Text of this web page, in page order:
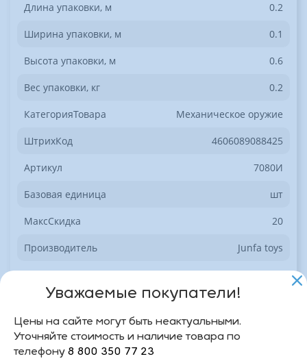
Длина упаковки, м 0.2
Ширина упаковки, м 0.1
Высота упаковки, м 0.6
Вес упаковки, кг 0.2
КатегорияТовара Механическое оружие
ШтрихКод 4606089088425
Артикул 7080И
Базовая единица шт
МаксСкидка 20
Производитель Junfa toys
Дата последнего переноса в инфоблок
"фронт"
02.04.2026
03:07:32
Дата изменения товара на момент
последнего переноса
21:42:44
Секция
Уважаемые покупатели!
Цены на сайте могут быть неактуальными.
Уточняйте стоимость и наличие товара по
телефону 8 800 350 77 23